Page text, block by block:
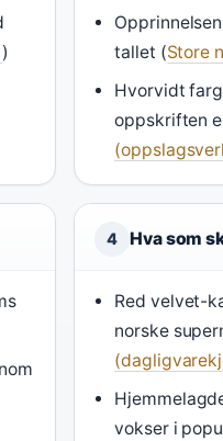
)
tallet (Store
Hvorvidt
oppskriften
4 Hva som
Red velvet-
norske
vokser i